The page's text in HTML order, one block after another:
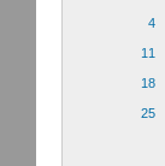
4
11
18
25